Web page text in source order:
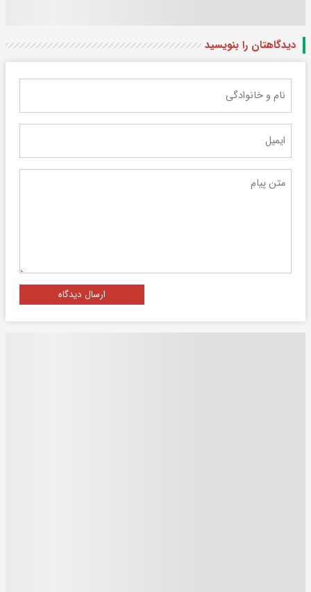
دیدگاهتان را بنویسید
ارسال دیدگاه